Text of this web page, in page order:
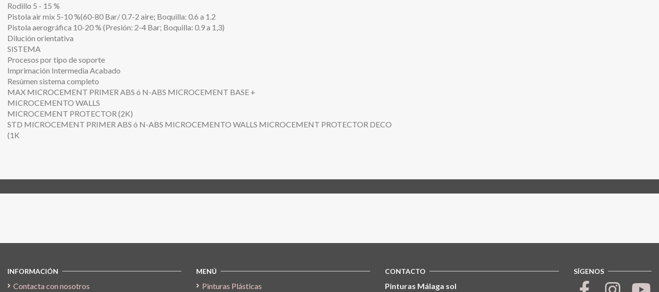
Rodillo 5 - 15 %
Pistola air mix 5-10 %(60-80 Bar/ 0.7-2 aire; Boquilla: 0.6 a 1.2
Pistola aerográfica 10-20 % (Presión: 2-4 Bar; Boquilla: 0.9 a 1,3)
Dilución orientativa
SISTEMA
Procesos por tipo de soporte
Imprimación Intermedia Acabado
Resúmen sistema completo
MAX MICROCEMENT PRIMER ABS ó N-ABS MICROCEMENT BASE +
MICROCEMENTO WALLS
MICROCEMENT PROTECTOR (2K)
STD MICROCEMENT PRIMER ABS ó N-ABS MICROCEMENTO WALLS MICROCEMENT PROTECTOR DECO
(1K
INFORMACIÓN
Contacta con nosotros
MENÚ
Pinturas Plásticas
CONTACTO
Pinturas Málaga sol
SÍGENOS